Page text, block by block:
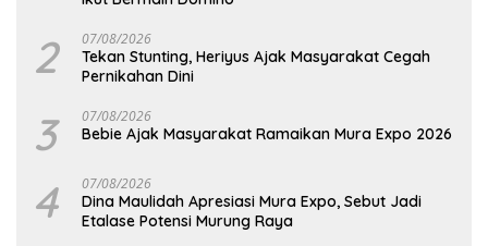
2 07/08/2026
Tekan Stunting, Heriyus Ajak Masyarakat Cegah
Pernikahan Dini
3 07/08/2026
Bebie Ajak Masyarakat Ramaikan Mura Expo 2026
4 07/08/2026
Dina Maulidah Apresiasi Mura Expo, Sebut Jadi
Etalase Potensi Murung Raya